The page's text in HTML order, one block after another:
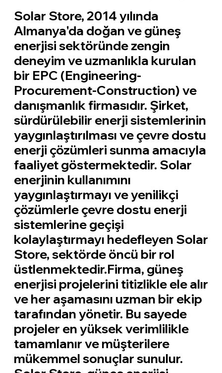
Solar Store, 2014 yılında
Almanya'da doğan ve güneş
enerjisi sektöründe zengin
deneyim ve uzmanlıkla kurulan
bir EPC (Engineering-
Procurement-Construction) ve
danışmanlık firmasıdır. Şirket,
sürdürülebilir enerji sistemlerinin
yaygınlaştırılması ve çevre dostu
enerji çözümleri sunma amacıyla
faaliyet göstermektedir. Solar
enerjinin kullanımını
yaygınlaştırmayı ve yenilikçi
çözümlerle çevre dostu enerji
sistemlerine geçişi
kolaylaştırmayı hedefleyen Solar
Store, sektörde öncü bir rol
üstlenmektedir.Firma, güneş
enerjisi projelerini titizlikle ele alır
ve her aşamasını uzman bir ekip
tarafından yönetir. Bu sayede
projeler en yüksek verimlilikle
tamamlanır ve müşterilere
mükemmel sonuçlar sunulur.